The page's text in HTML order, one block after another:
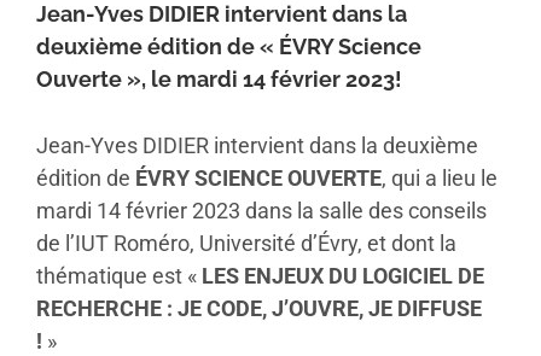
Jean-Yves DIDIER intervient dans la
deuxième édition de « ÉVRY Science
Ouverte », le mardi 14 février 2023!
Jean-Yves DIDIER intervient dans la deuxième
édition de ÉVRY SCIENCE OUVERTE, qui a lieu le
mardi 14 février 2023 dans la salle des conseils
de l’IUT Roméro, Université d’Évry, et dont la
thématique est « LES ENJEUX DU LOGICIEL DE
RECHERCHE : JE CODE, J’OUVRE, JE DIFFUSE
! »